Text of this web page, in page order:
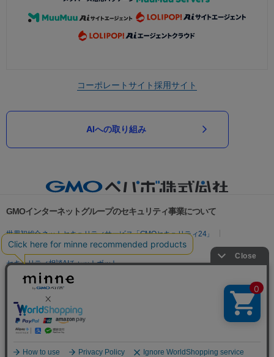
コーポレートサイト採用サイト
AIへの取り組み
GMOインターネットグループのセキュリティ事業について
世界初総合ネットセキュリティサービス「GMOセキュリティ24」
パスワード漏洩診断
Webサイトリスク診断
セキュリティ相談AIチャットボット
実在証明・盗聴対策
サイバー攻撃対策（GMO Flatt Security）
セキュリティ事業の軌跡